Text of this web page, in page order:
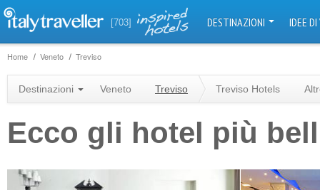
[703] DESTINAZIONI IDEE
Home Veneto Treviso
Destinazioni Veneto Treviso Treviso Hotels
Ecco gli hotel più